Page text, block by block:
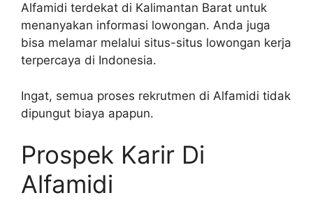
Alfamidi terdekat di Kalimantan Barat untuk
menanyakan informasi lowongan. Anda juga
bisa melamar melalui situs-situs lowongan kerja
terpercaya di Indonesia.
Ingat, semua proses rekrutmen di Alfamidi tidak
dipungut biaya apapun.
Prospek Karir Di
Alfamidi